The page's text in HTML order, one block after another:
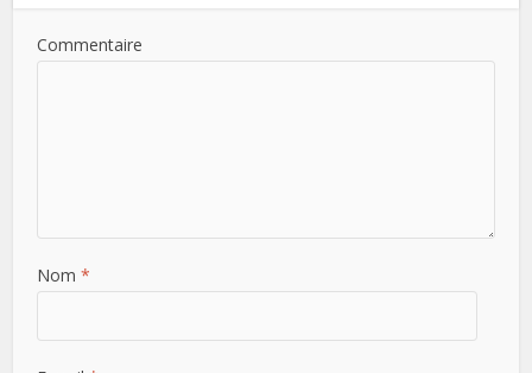
Commentaire
Nom*